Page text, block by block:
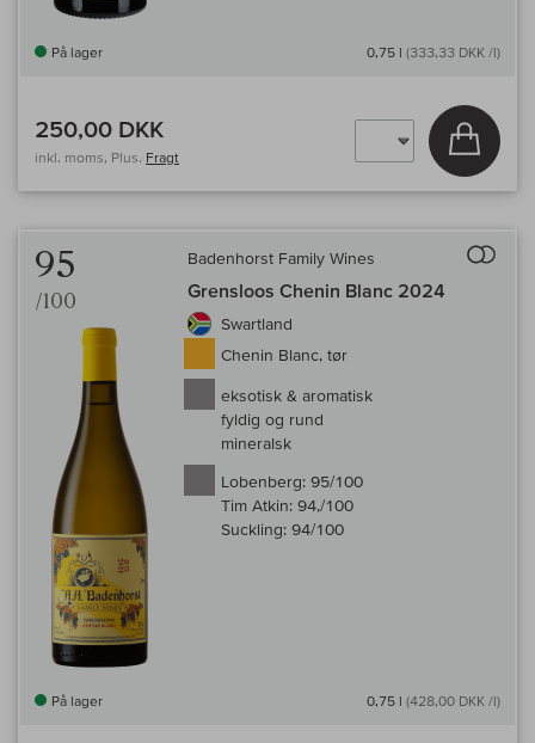
På lager 0,75 l (333,33 DKK /l)
250,00 DKK
inkl. moms, Plus. Fragt
Læg i
95
/100
Badenhorst Family Wines
Grensloos Chenin Blanc 2024
Swartland
Chenin Blanc, tør
eksotisk & aromatisk
fyldig og rund
mineralsk
Lobenberg: 95/100
Tim Atkin: 94,/100
Suckling: 94/100
På lager 0,75 l (428,00 DKK /l)